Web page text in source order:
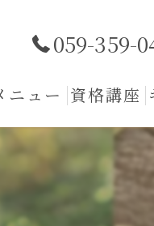
059-359-
ニュー 資格講座